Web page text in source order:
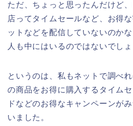
ただ、ちょっと思ったんだけど
店ってタイムセールなど、お得
ットなどを配信していないのか
人も中にはいるのではないでしょ
というのは、私もネットで調べ
の商品をお得に購入するタイム
ドなどのお得なキャンペーンが
いました。